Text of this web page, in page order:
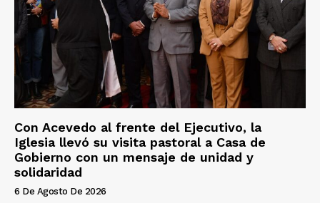
Con Acevedo al frente del Ejecutivo, la
Iglesia llevó su visita pastoral a Casa de
Gobierno con un mensaje de unidad y
solidaridad
6 De Agosto De 2026